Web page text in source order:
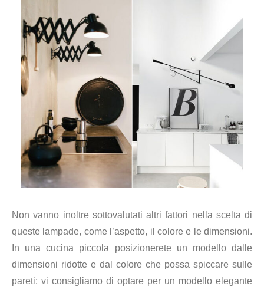
Non vanno inoltre sottovalutati altri fattori nella scelta di
queste lampade, come l’aspetto, il colore e le dimensioni.
In una cucina piccola posizionerete un modello dalle
dimensioni ridotte e dal colore che possa spiccare sulle
pareti; vi consigliamo di optare per un modello elegante